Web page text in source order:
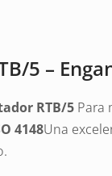
5 –
RTB/5 Para
4148Una